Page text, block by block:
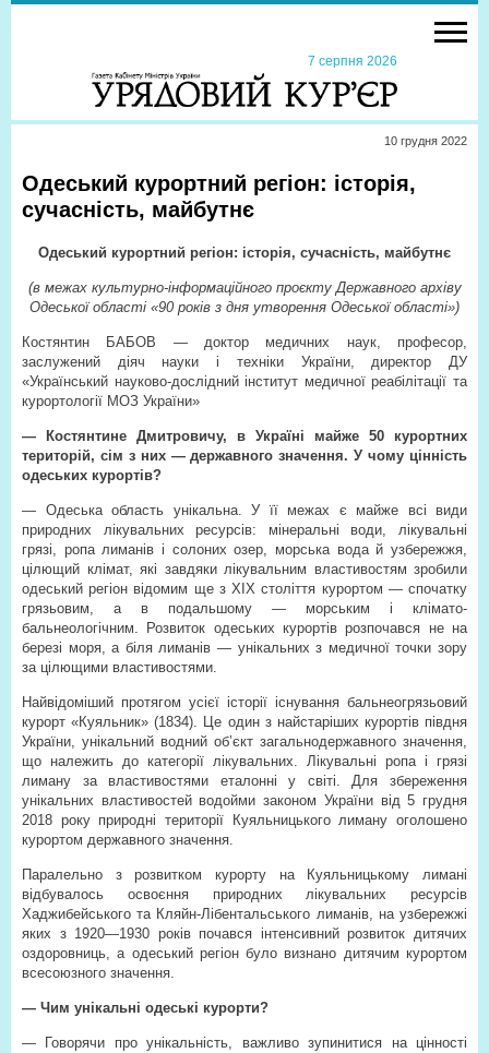
7 серпня 2026
10 грудня 2022
Одеський курортний регіон: історія,
сучасність, майбутнє
Одеський курортний регіон: історія, сучасність, майбутнє
(в межах культурно-інформаційного проєкту Державного архіву
Одеської області «90 років з дня утворення Одеської області»)
Костянтин БАБОВ — доктор медичних наук, професор,
заслужений діяч науки і техніки України, директор ДУ
«Український науково-дослідний інститут медичної реабілітації та
курортології МОЗ України»
— Костянтине Дмитровичу, в Україні майже 50 курортних
територій, сім з них — державного значення. У чому цінність
одеських курортів?
— Одеська область унікальна. У її межах є майже всі види
природних лікувальних ресурсів: мінеральні води, лікувальні
грязі, ропа лиманів і солоних озер, морська вода й узбережжя,
цілющий клімат, які завдяки лікувальним властивостям зробили
одеський регіон відомим ще з ХІХ століття курортом — спочатку
грязьовим, а в подальшому — морським і клімато-
бальнеологічним. Розвиток одеських курортів розпочався не на
березі моря, а біля лиманів — унікальних з медичної точки зору
за цілющими властивостями.
Найвідоміший протягом усієї історії існування бальнеогрязьовий
курорт «Куяльник» (1834). Це один з найстаріших курортів півдня
України, унікальний водний об’єкт загальнодержавного значення,
що належить до категорії лікувальних. Лікувальні ропа і грязі
лиману за властивостями еталонні у світі. Для збереження
унікальних властивостей водойми законом України від 5 грудня
2018 року природні території Куяльницького лиману оголошено
курортом державного значення.
Паралельно з розвитком курорту на Куяльницькому лимані
відбувалось освоєння природних лікувальних ресурсів
Хаджибейського та Кляйн-Лібентальського лиманів, на узбережжі
яких з 1920—1930 років почався інтенсивний розвиток дитячих
оздоровниць, а одеський регіон було визнано дитячим курортом
всесоюзного значення.
— Чим унікальні одеські курорти?
— Говорячи про унікальність, важливо зупинитися на цінності